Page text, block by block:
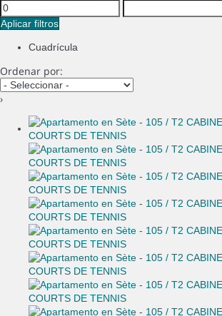
Aplicar filtros
Cuadrícula
Ordenar por:
›